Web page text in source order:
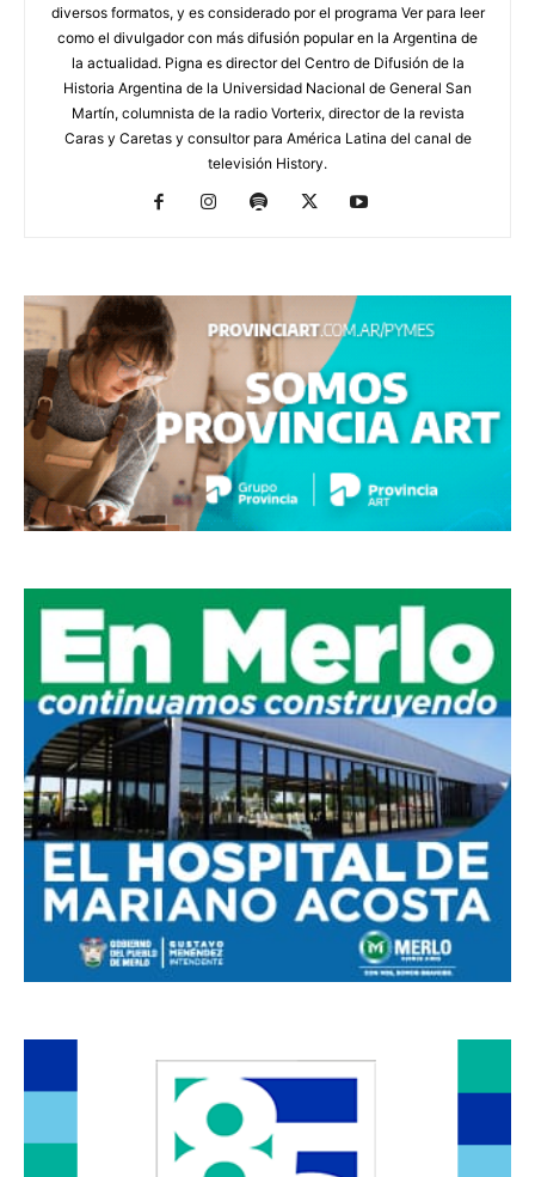
diversos formatos, y es considerado por el programa Ver para leer
como el divulgador con más difusión popular en la Argentina de
la actualidad. Pigna es director del Centro de Difusión de la
Historia Argentina de la Universidad Nacional de General San
Martín, columnista de la radio Vorterix, director de la revista
Caras y Caretas y consultor para América Latina del canal de
televisión History.